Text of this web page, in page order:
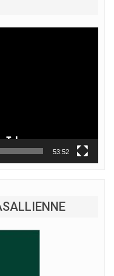
53:52